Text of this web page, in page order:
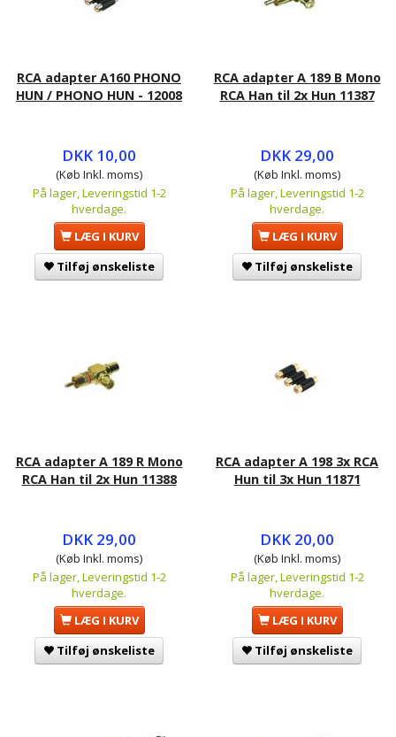
RCA adapter A160 PHONO
HUN / PHONO HUN - 12008
DKK 10,00
(Køb Inkl. moms)
På lager, Leveringstid 1-2
hverdage.
LÆG I KURV
Tilføj ønskeliste
RCA adapter A 189 B Mono
RCA Han til 2x Hun 11387
DKK 29,00
(Køb Inkl. moms)
På lager, Leveringstid 1-2
hverdage.
LÆG I KURV
Tilføj ønskeliste
RCA adapter A 189 R Mono
RCA Han til 2x Hun 11388
DKK 29,00
(Køb Inkl. moms)
På lager, Leveringstid 1-2
hverdage.
LÆG I KURV
Tilføj ønskeliste
RCA adapter A 198 3x RCA
Hun til 3x Hun 11871
DKK 20,00
(Køb Inkl. moms)
På lager, Leveringstid 1-2
hverdage.
LÆG I KURV
Tilføj ønskeliste